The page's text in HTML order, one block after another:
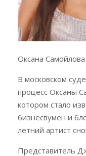
Оксана
В московском
процесс Оксаны
котором стало
бизнесвумен и
летний артист
Представитель